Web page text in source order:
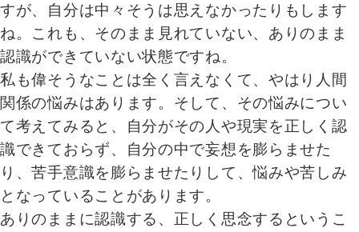
すが、自分は中々そうは思えなかったりもします
ね。これも、そのまま見れていない、ありのまま
認識ができていない状態ですね。
私も偉そうなことは全く言えなくて、やはり人間
関係の悩みはあります。そして、その悩みについ
て考えてみると、自分がその人や現実を正しく認
識できておらず、自分の中で妄想を膨らませた
り、苦手意識を膨らませたりして、悩みや苦しみ
となっていることがあります。
ありのままに認識する、正しく思念するというこ